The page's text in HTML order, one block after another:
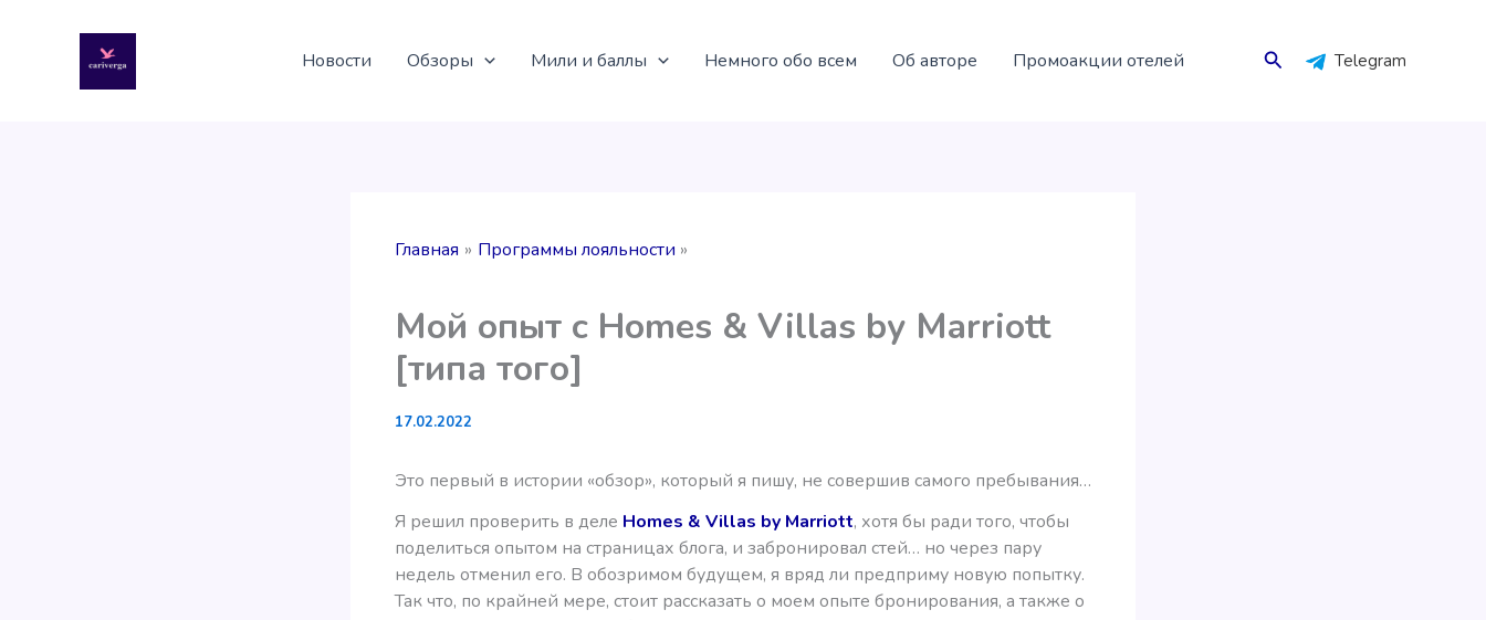
содержимому
Новости Обзоры Мили и баллы Немного обо всем Об авторе Промоакции отелей Поиск Telegram
Главная Программы лояльности
Мой опыт с Homes & Villas by Marriott
[типа того]
17.02.2022
Это первый в истории «обзор», который я пишу, не совершив самого пребывания…
Я решил проверить в деле Homes & Villas by Marriott, хотя бы ради того, чтобы
поделиться опытом на страницах блога, и забронировал стей… но через пару
недель отменил его. В обозримом будущем, я вряд ли предприму новую попытку.
Так что, по крайней мере, стоит рассказать о моем опыте бронирования, а также о